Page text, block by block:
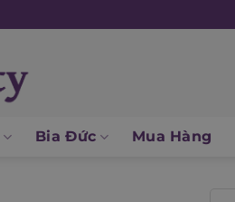
Bia Đức Mua Hàng